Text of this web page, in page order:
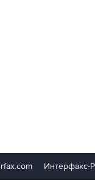
Интерфакс-